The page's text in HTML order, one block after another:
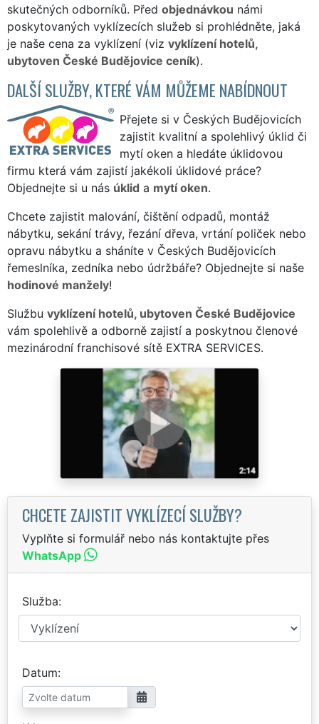
skutečných odborníků. Před objednávkou námi
poskytovaných vyklízecích služeb si prohlédněte, jaká
je naše cena za vyklízení (viz vyklízení hotelů,
ubytoven České Budějovice ceník).
DALŠÍ SLUŽBY, KTERÉ VÁM MŮŽEME NABÍDNOUT
Přejete si v Českých Budějovicích
zajistit kvalitní a spolehlivý úklid či
mytí oken a hledáte úklidovou
firmu která vám zajistí jakékoli úklidové práce?
Objednejte si u nás úklid a mytí oken.
Chcete zajistit malování, čištění odpadů, montáž
nábytku, sekání trávy, řezání dřeva, vrtání poliček nebo
opravu nábytku a sháníte v Českých Budějovicích
řemeslníka, zedníka nebo údržbáře? Objednejte si naše
hodinové manžely!
Službu vyklízení hotelů, ubytoven České Budějovice
vám spolehlivě a odborně zajistí a poskytnou členové
mezinárodní franchisové sítě EXTRA SERVICES.
CHCETE ZAJISTIT VYKLÍZECÍ SLUŽBY?
Vyplňte si formulář nebo nás kontaktujte přes
WhatsApp
Služba
Datum